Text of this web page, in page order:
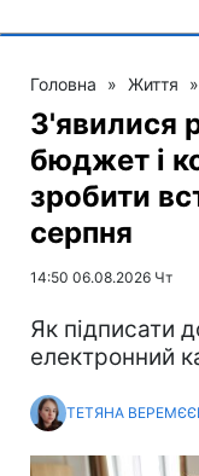
Головна » Життя »
З'явилися
бюджет і
зробити
серпня
14:50 06.08.2026 Чт
Як підписати
електронний
ТЕТЯНА